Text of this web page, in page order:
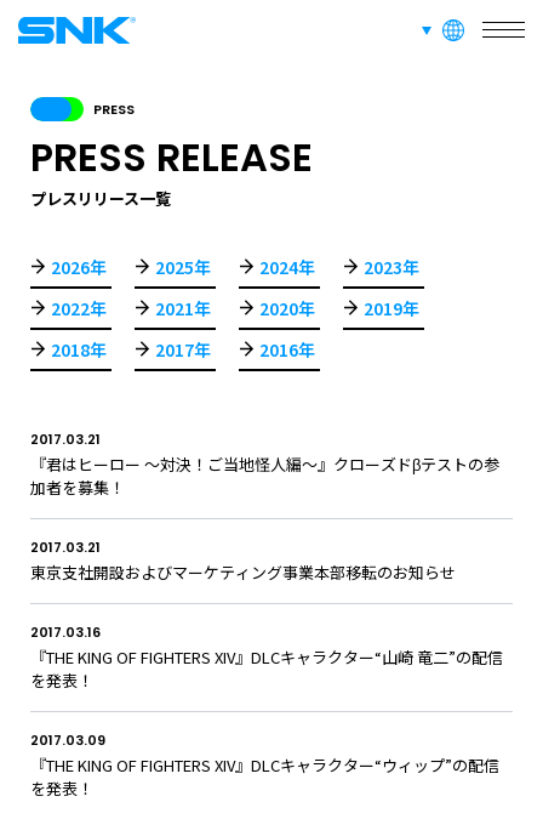
言語切り替え
SERVICE
RECRUIT
採用情報
ABOUT
このサイトについて
JPN
PRESS
PRESS RELEASE
プレスリリース一覧
2026年 2025年 2024年
2023年
2022年
2021年 2020年
2019年
2018年
2017年 2016年
2017.03.21
『君はヒーロー ～対決！ご当地怪人編～』クローズドβテストの参
加者を募集！
2017.03.21
東京支社開設およびマーケティング事業本部移転のお知らせ
2017.03.16
『THE KING OF FIGHTERS XIV』DLCキャラクター“山崎 竜二”の配信
を発表！
2017.03.09
『THE KING OF FIGHTERS XIV』DLCキャラクター“ウィップ”の配信
を発表！